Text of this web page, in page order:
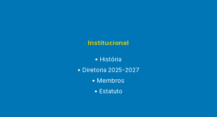
Institucional
• História
• Diretoria 2025-2027
• Membros
• Estatuto